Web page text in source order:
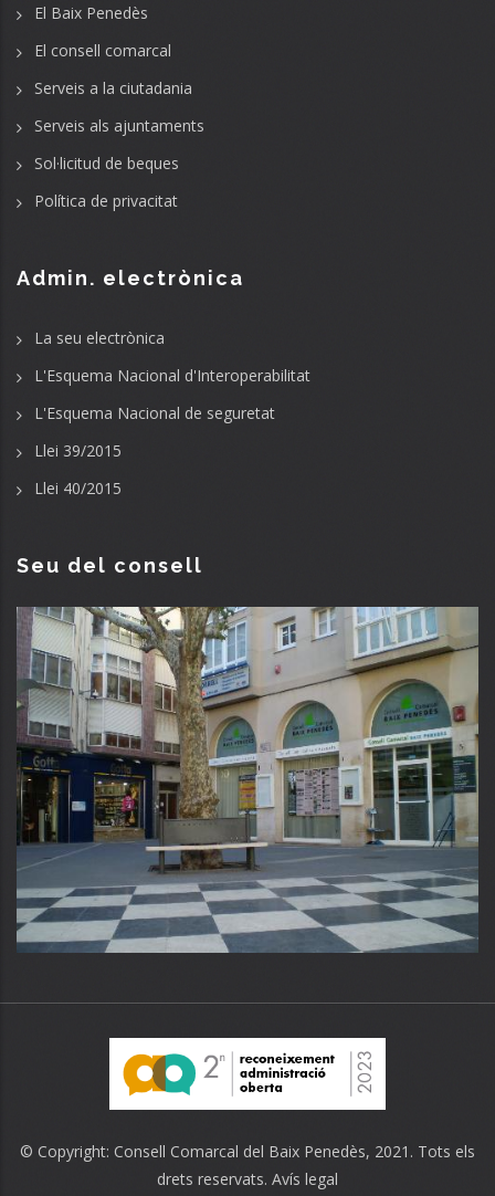
El Baix Penedès
El consell comarcal
Serveis a la ciutadania
Serveis als ajuntaments
Sol·licitud de beques
Política de privacitat
Admin. electrònica
La seu electrònica
L'Esquema Nacional d'Interoperabilitat
L'Esquema Nacional de seguretat
Llei 39/2015
Llei 40/2015
Seu del consell
© Copyright: Consell Comarcal del Baix Penedès, 2021. Tots els
drets reservats. Avís legal